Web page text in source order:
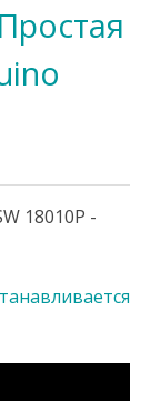
18010P -